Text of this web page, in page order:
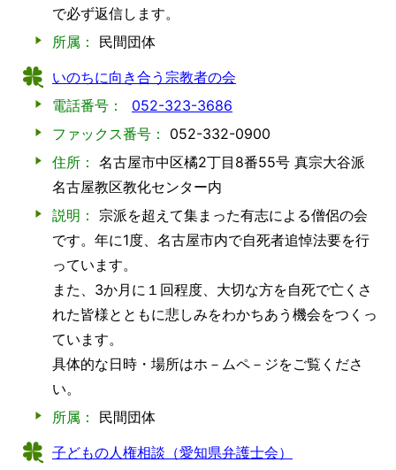
で必ず返信します。
所属：
民間団体
いのちに向き合う宗教者の会
電話番号：
052-323-3686
ファックス番号：
052-332-0900
住所： 名古屋市中区橘2丁目8番55号 真宗大谷派
名古屋教区教化センター内
説明：
宗派を超えて集まった有志による僧侶の会
です。年に1度、名古屋市内で自死者追悼法要を行
っています。
また、3か月に１回程度、大切な方を自死で亡くさ
れた皆様とともに悲しみをわかちあう機会をつくっ
ています。
具体的な日時・場所はホ－ムペ－ジをご覧くださ
い。
所属：
民間団体
子どもの人権相談（愛知県弁護士会）